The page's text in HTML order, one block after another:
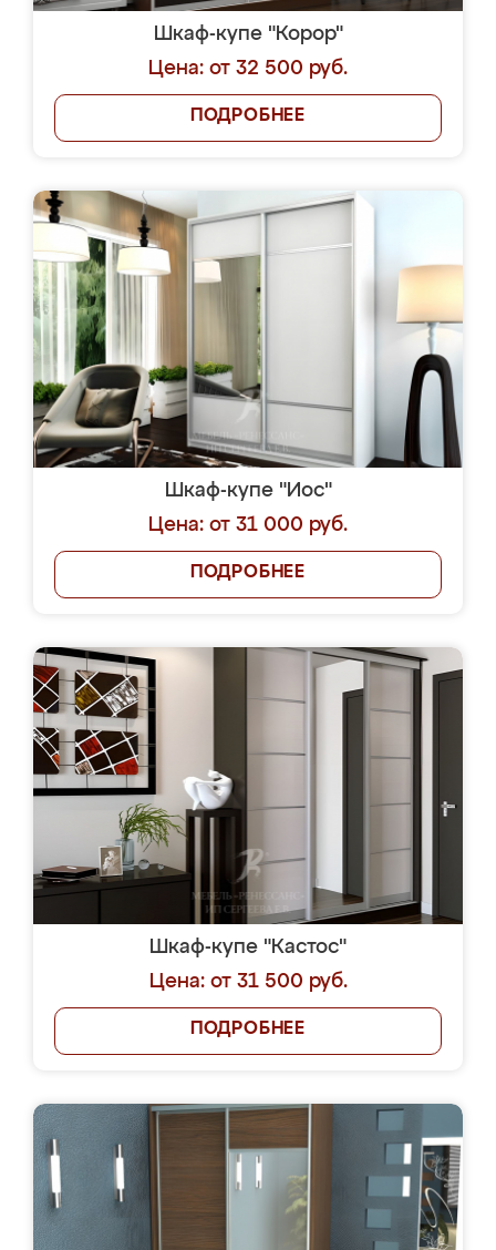
Шкаф-купе "Корор"
Цена: от 32 500 руб.
ПОДРОБНЕЕ
Шкаф-купе "Иос"
Цена: от 31 000 руб.
ПОДРОБНЕЕ
Шкаф-купе "Кастос"
Цена: от 31 500 руб.
ПОДРОБНЕЕ